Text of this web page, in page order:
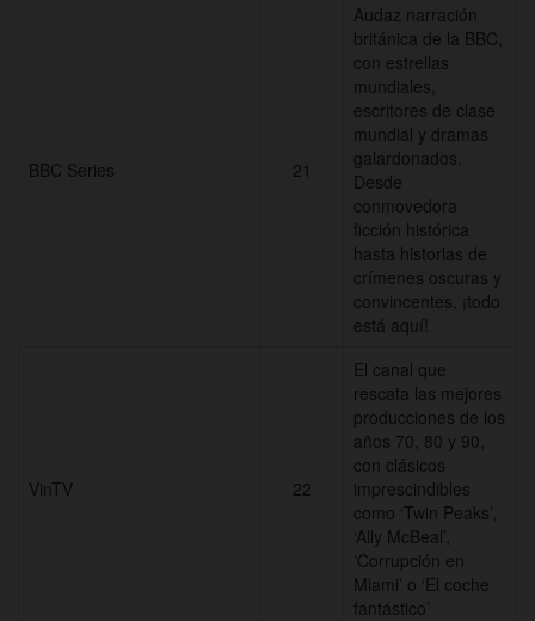
BBC Series 21
Audaz narración
británica de la BBC,
con estrellas
mundiales,
escritores de clase
mundial y dramas
galardonados.
Desde
conmovedora
ficción histórica
hasta historias de
crímenes oscuras y
convincentes, ¡todo
está aquí!
VinTV 22
El canal que
rescata las mejores
producciones de los
años 70, 80 y 90,
con clásicos
imprescindibles
como ‘Twin Peaks’,
‘Ally McBeal’,
‘Corrupción en
Miami’ o ‘El coche
fantástico’